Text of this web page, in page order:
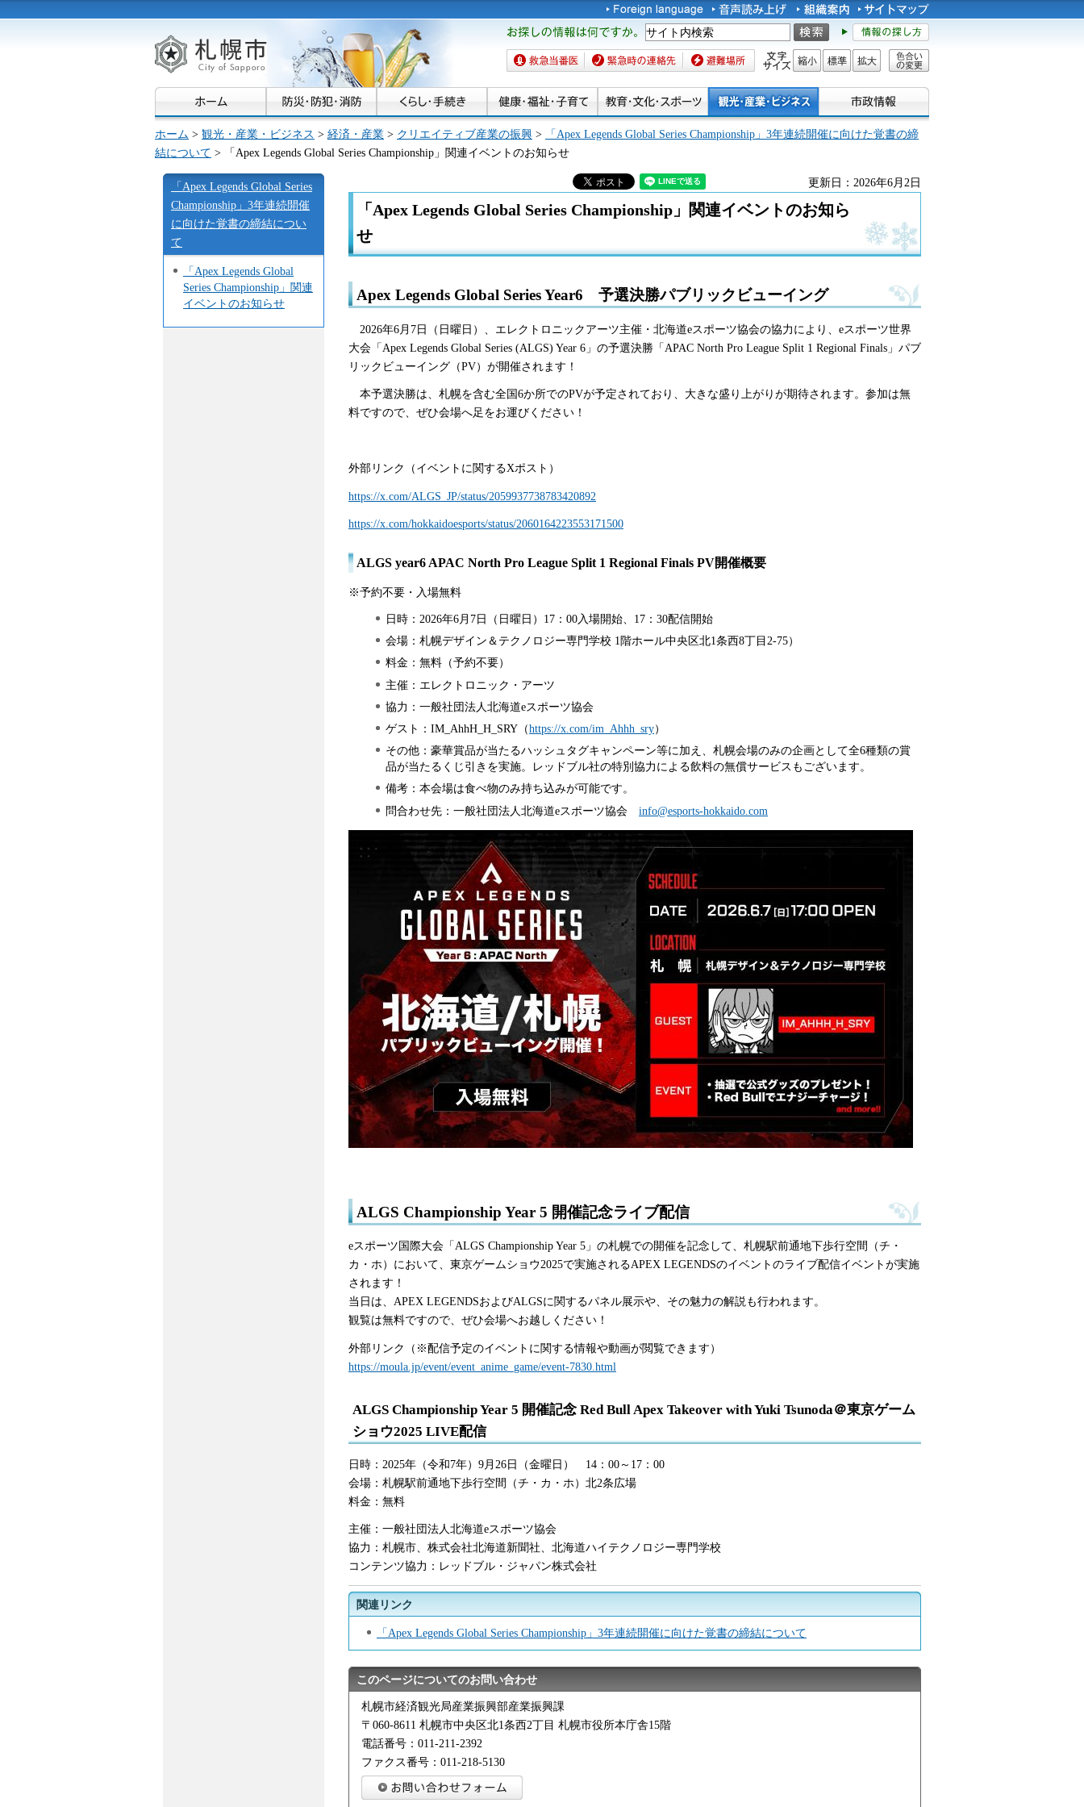
札幌市
お探しの情報は何です
か。
救急当番医 緊急時の連絡先 避難場所 文字サイズ
縮小 標準 拡大
色合い
ホーム > 観光・産業・ビジネス > 経済・産業 > クリエイティブ産業の振興 >
「Apex Legends Global Series Championship」3年連続開催に向けた覚書の締
結について > 「Apex Legends Global Series Championship」関連イベントのお知らせ
「Apex Legends Global Series
Championship」3年連続開催
に向けた覚書の締結につい
て
「Apex Legends Global
Series Championship」関連
イベントのお知らせ
更新日：2026年6月2日
「Apex Legends Global Series Championship」関連イベントのお知ら
せ
Apex Legends Global Series Year6 予選決勝パブリックビューイング
2026年6月7日（日曜日）、エレクトロニックアーツ主催・北海道eスポーツ協会の協力により、eスポーツ世界
大会「Apex Legends Global Series (ALGS) Year 6」の予選決勝「APAC North Pro League Split 1 Regional Finals」パブ
リックビューイング（PV）が開催されます！
本予選決勝は、札幌を含む全国6か所でのPVが予定されており、大きな盛り上がりが期待されます。参加は無
料ですので、ぜひ会場へ足をお運びください！
外部リンク（イベントに関するXポスト）
https://x.com/ALGS_JP/status/2059937738783420892
https://x.com/hokkaidoesports/status/2060164223553171500
ALGS year6 APAC North Pro League Split 1 Regional Finals PV開催概要
※予約不要・入場無料
日時：2026年6月7日（日曜日）17：00入場開始、17：30配信開始
会場：札幌デザイン＆テクノロジー専門学校 1階ホール中央区北1条西8丁目2-75）
料金：無料（予約不要）
主催：エレクトロニック・アーツ
協力：一般社団法人北海道eスポーツ協会
ゲスト：IM_AhhH_H_SRY（https://x.com/im_Ahhh_sry）
その他：豪華賞品が当たるハッシュタグキャンペーン等に加え、札幌会場のみの企画として全6種類の賞
品が当たるくじ引きを実施。レッドブル社の特別協力による飲料の無償サービスもございます。
備考：本会場は食べ物のみ持ち込みが可能です。
問合わせ先：一般社団法人北海道eスポーツ協会info@esports-hokkaido.com
ALGS Championship Year 5 開催記念ライブ配信
eスポーツ国際大会「ALGS Championship Year 5」の札幌での開催を記念して、札幌駅前通地下歩行空間（チ・
カ・ホ）において、東京ゲームショウ2025で実施されるAPEX LEGENDSのイベントのライブ配信イベントが実施
されます！
当日は、APEX LEGENDSおよびALGSに関するパネル展示や、その魅力の解説も行われます。
観覧は無料ですので、ぜひ会場へお越しください！
外部リンク（※配信予定のイベントに関する情報や動画が閲覧できます）
https://moula.jp/event/event_anime_game/event-7830.html
ALGS Championship Year 5 開催記念 Red Bull Apex Takeover with Yuki Tsunoda＠東京ゲーム
ショウ2025 LIVE配信
日時：2025年（令和7年）9月26日（金曜日） 14：00～17：00
会場：札幌駅前通地下歩行空間（チ・カ・ホ）北2条広場
料金：無料
主催：一般社団法人北海道eスポーツ協会
協力：札幌市、株式会社北海道新聞社、北海道ハイテクノロジー専門学校
コンテンツ協力：レッドブル・ジャパン株式会社
関連リンク
「Apex Legends Global Series Championship」3年連続開催に向けた覚書の締結について
このページについてのお問い合わせ
札幌市経済観光局産業振興部産業振興課
〒060-8611 札幌市中央区北1条西2丁目 札幌市役所本庁舎15階
電話番号：011-211-2392
ファクス番号：011-218-5130